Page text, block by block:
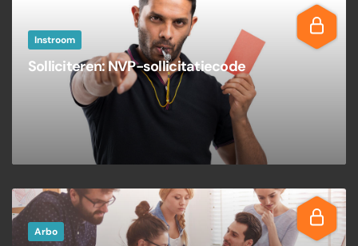
Instroom
Solliciteren: NVP-sollicitatiecode
Arbo